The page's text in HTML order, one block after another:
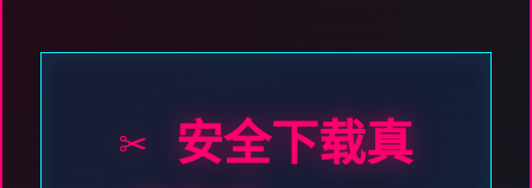
✂️ 安全下载真